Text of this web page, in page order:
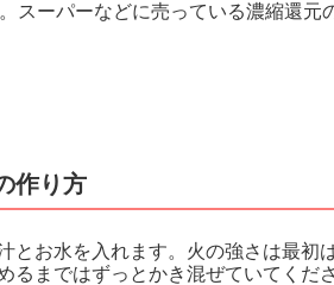
スーパーなどに売っている濃縮還元
作り方
お水を入れます。火の強さは最初
るまではずっとかき混ぜていてくださ